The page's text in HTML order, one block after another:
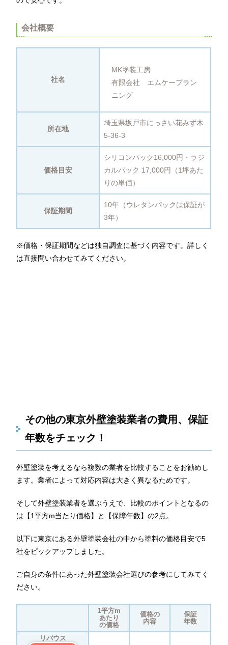
会社概要
社名
MK塗装工房
有限会社 エムケープラン
ニング
所在地
埼玉県坂戸市にっさい花みず木
5-36-3
価格目安
シリコンパック16,000円・ラジ
カルパック 17,000円（1坪あた
りの単価）
保証期間
10年（ウレタンパックは保証が
3年）
※価格・保証期間などは独自調査に基づく内容です。詳しく
は直接問い合わせてみてください。
その他の東京外壁塗装業者の費用、保証
年数をチェック！
外壁塗装を考えるなら複数の業者を比較することをお勧めし
ます。業者によって対応内容は大きく異なるためです。
そして外壁塗装業者を選ぶうえで、比較のポイントとなるの
は【1平方m当たり価格】と【保障年数】の2点。
以下に東京にある外壁塗装会社の中から塗料の価格目安で5
社をピックアップしました。
ご自身の条件にあった外壁塗装会社選びの参考にしてみてく
ださい。
1平方m
あたり
の価格
価格の
内容
保証
年数
リバウス